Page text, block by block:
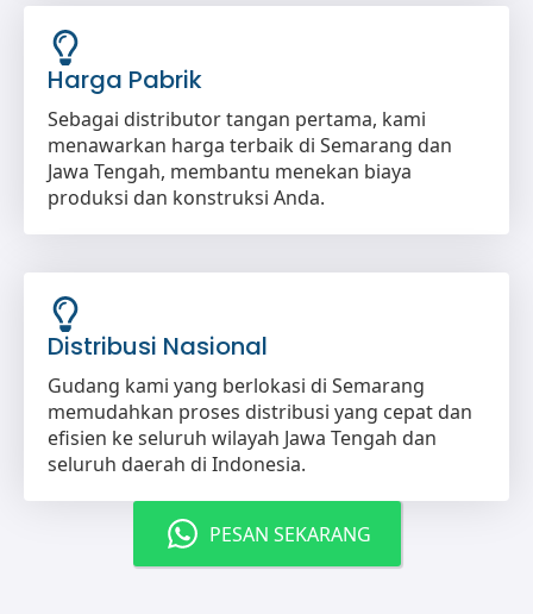
Harga Pabrik
Sebagai distributor tangan pertama, kami
menawarkan harga terbaik di Semarang dan
Jawa Tengah, membantu menekan biaya
produksi dan konstruksi Anda.
Distribusi Nasional
Gudang kami yang berlokasi di Semarang
memudahkan proses distribusi yang cepat dan
efisien ke seluruh wilayah Jawa Tengah dan
seluruh daerah di Indonesia.
PESAN SEKARANG